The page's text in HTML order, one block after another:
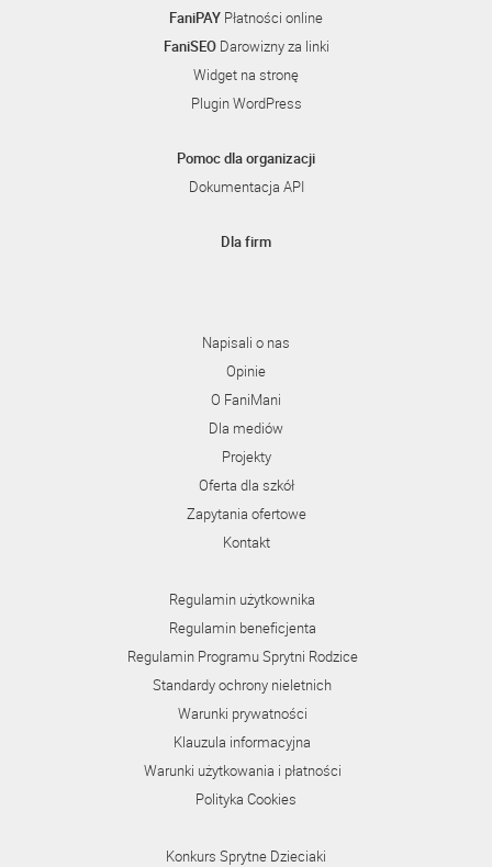
FaniPAY Płatności online
FaniSEODarowizny za linki
Widget na stronę
Plugin WordPress
Pomoc dla organizacji
Dokumentacja API
Dla firm
Napisali o nas
Opinie
O FaniMani
Dla mediów
Projekty
Oferta dla szkół
Zapytania ofertowe
Kontakt
Regulamin użytkownika
Regulamin beneficjenta
Regulamin Programu Sprytni Rodzice
Standardy ochrony nieletnich
Warunki prywatności
Klauzula informacyjna
Warunki użytkowania i płatności
Polityka Cookies
Konkurs Sprytne Dzieciaki